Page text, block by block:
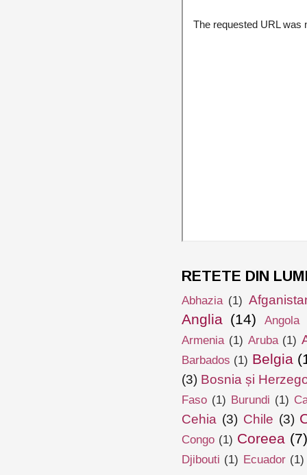
RETETE DIN
Abhazia (1)
Anglia (14) Angola
Armenia (1) Aruba (1)
Barbados (1) Belgia
(3) Bosnia și
Faso (1) Burundi (1)
Cehia (3) Chile (3)
Congo (1) Coreea
Djibouti (1) Ecuador (1)